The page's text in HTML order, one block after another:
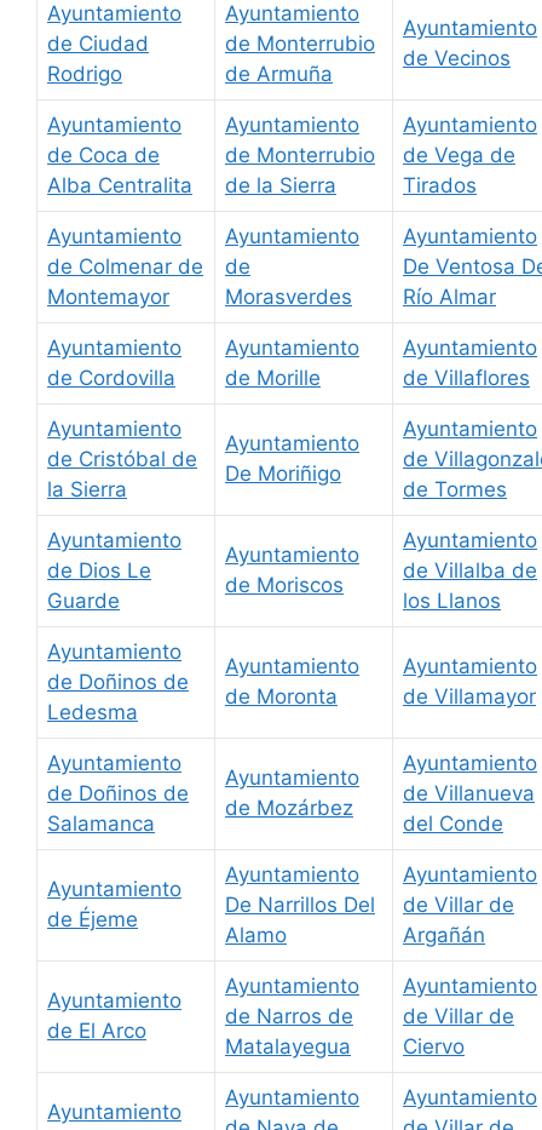
Ayuntamiento
de Ciudad
Rodrigo
Ayuntamiento
de Monterrubio
de Armuña
Ayuntamiento
de Vecinos
Ayuntamiento
de Coca de
Alba Centralita
Ayuntamiento
de Monterrubio
de la Sierra
Ayuntamiento
de Vega de
Tirados
Ayuntamiento
de Colmenar de
Montemayor
Ayuntamiento
de
Morasverdes
Ayuntamiento
De Ventosa
Río Almar
Ayuntamiento
de Cordovilla
Ayuntamiento
de Morille
Ayuntamiento
de Villaflores
Ayuntamiento
de Cristóbal de
la Sierra
Ayuntamiento
De Moriñigo
Ayuntamiento
de
de Tormes
Ayuntamiento
de Dios Le
Guarde
Ayuntamiento
de Moriscos
Ayuntamiento
de Villalba de
los Llanos
Ayuntamiento
de Doñinos de
Ledesma
Ayuntamiento
de Moronta
Ayuntamiento
de Villamayor
Ayuntamiento
de Doñinos de
Salamanca
Ayuntamiento
de Mozárbez
Ayuntamiento
de Villanueva
del Conde
Ayuntamiento
de Éjeme
Ayuntamiento
De Narrillos Del
Alamo
Ayuntamiento
de Villar de
Argañán
Ayuntamiento
de El Arco
Ayuntamiento
de Narros de
Matalayegua
Ayuntamiento
de Villar de
Ciervo
Ayuntamiento
Ayuntamiento
Ayuntamiento